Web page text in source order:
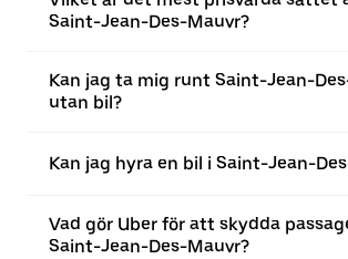
Saint-Jean-Des-Mauvr?
Kan jag ta mig runt Saint-Jean-
utan bil?
Kan jag hyra en bil i Saint-Jean-
Vad gör Uber för att skydda
Saint-Jean-Des-Mauvr?